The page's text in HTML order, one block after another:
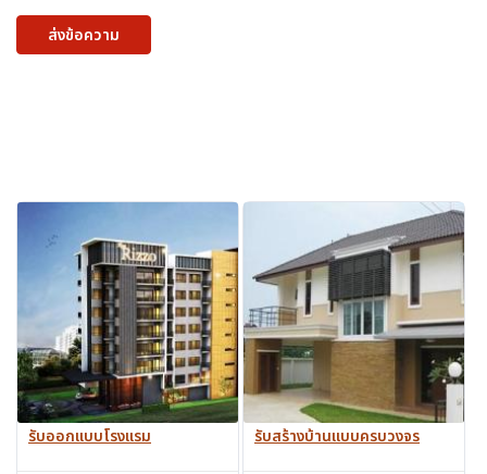
ส่งข้อความ
รับออกแบบโรงแรม รับสร้างบ้านแบบครบวงจร